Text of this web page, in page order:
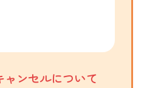
ンセルについて